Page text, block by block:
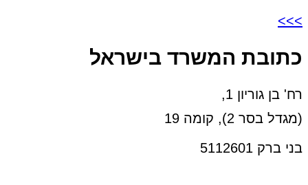
>>>
כתובת המשרד בישראל
רח' בן גוריון 1,
(מגדל בסר 2), קומה 19
בני ברק 5112601